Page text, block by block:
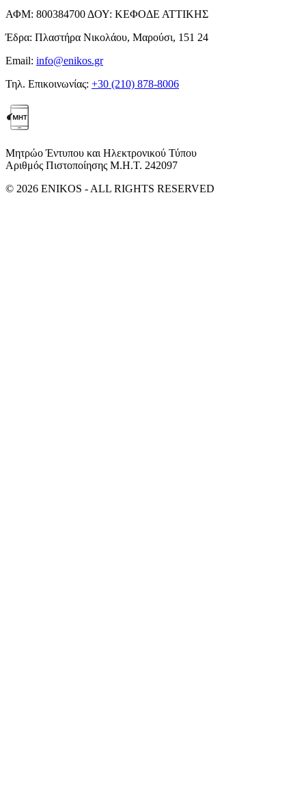
ΑΦΜ: 800384700 ΔΟΥ: ΚΕΦΟΔΕ ΑΤΤΙΚΗΣ
Έδρα: Πλαστήρα Νικολάου, Μαρούσι, 151 24
Email: info@enikos.gr
Τηλ. Επικοινωνίας: +30 (210) 878-8006
Μητρώο Έντυπου και Ηλεκτρονικού Τύπου
Αριθμός Πιστοποίησης Μ.Η.Τ. 242097
© 2026 ENIKOS - ALL RIGHTS RESERVED